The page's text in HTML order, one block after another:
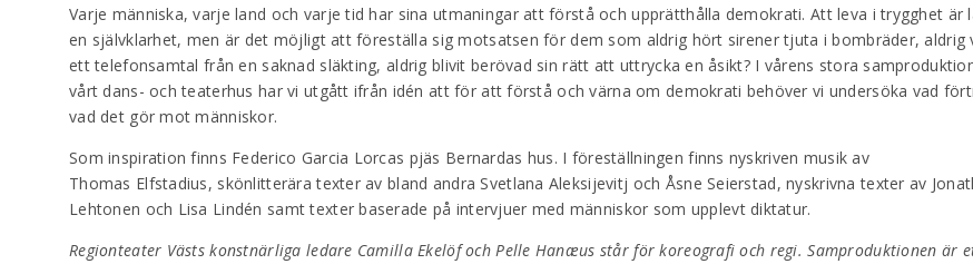
Varje människa, varje land och varje tid har sina utmaningar att förstå och upprätthålla demokrati. Att leva i trygghet är
en självklarhet, men är det möjligt att föreställa sig motsatsen för dem som aldrig hört sirener tjuta i bombräder, aldrig
ett telefonsamtal från en saknad släkting, aldrig blivit berövad sin rätt att uttrycka en åsikt? I vårens stora
vårt dans- och teaterhus har vi utgått ifrån idén att för att förstå och värna om demokrati behöver vi undersöka vad
vad det gör mot människor.
Som inspiration finns Federico Garcia Lorcas pjäs Bernardas hus. I föreställningen finns nyskriven musik av
Thomas Elfstadius, skönlitterära texter av bland andra Svetlana Aleksijevitj och Åsne Seierstad, nyskrivna texter av
Lehtonen och Lisa Lindén samt texter baserade på intervjuer med människor som upplevt diktatur.
Regionteater Västs konstnärliga ledare Camilla Ekelöf och Pelle Hanæus står för koreografi och regi. Samproduktionen är